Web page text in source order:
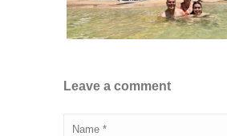
Leave a comment